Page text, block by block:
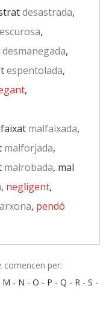
desastrada,
,
desmanegada,
espentolada,
,
malfaixada,
malforjada,
malrobada, mal
, negligent,
, pendó
comencen per:
M - N - O - P - Q - R - S -